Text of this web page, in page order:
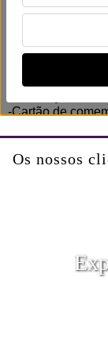
aproveite ao
Inclui:
-Cartão de
Os nossos